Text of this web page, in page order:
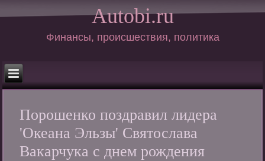
Autobi.ru
Финансы, происшествия, политика
Порошенко поздравил лидера
'Океана Эльзы' Святослава
Вакарчука с днем рождения